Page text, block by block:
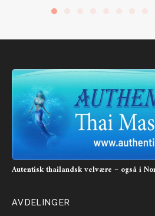
Autentisk thailandsk velvære – også i
AVDELINGER